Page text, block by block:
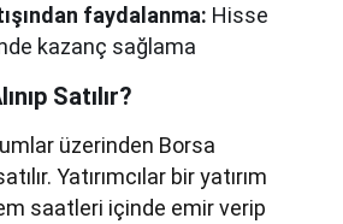
faydalanma: Hisse
kazanç sağlama
Satılır?
üzerinden Borsa
Yatırımcılar bir yatırım
saatleri içinde emir verip